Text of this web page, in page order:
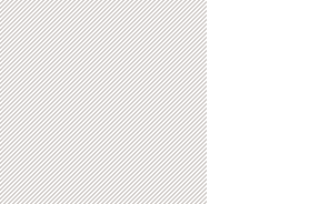
福井市 腰痛等で質問
したいけど遠慮してし
まう方々
2022-08-04